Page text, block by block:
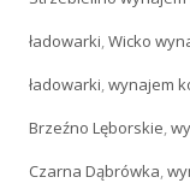
ładowarki,Wicko
ładowarki,wynajem
Brzeźno Lęborskie,
Czarna Dąbrówka,